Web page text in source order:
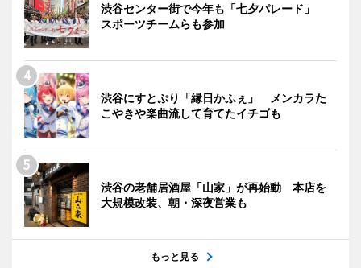
渋谷センター街で今年も「七夕パレード」
スポーツチームらも参加
渋谷にすとぷり「縁日かふぇ」 メンカラた
こやきや楽曲流して育てたイチゴも
渋谷の老舗居酒屋「山家」が再始動 本店を
大規模改装、朝・深夜営業も
もっと見る